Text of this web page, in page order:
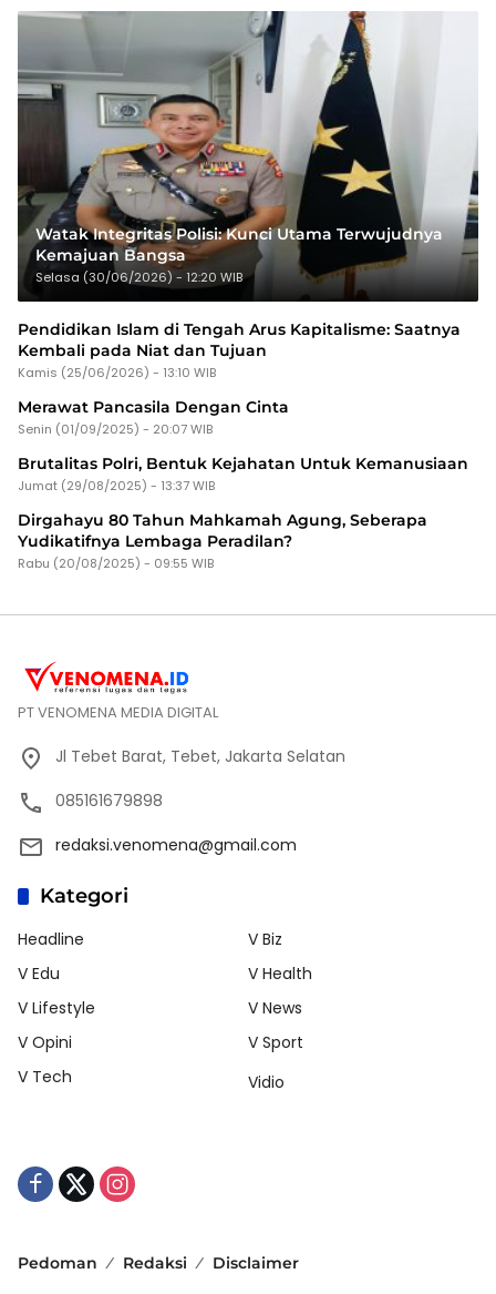
Watak Integritas Polisi: Kunci Utama Terwujudnya
Kemajuan Bangsa
Selasa (30/06/2026) - 12:20 WIB
Pendidikan Islam di Tengah Arus Kapitalisme: Saatnya
Kembali pada Niat dan Tujuan
Kamis (25/06/2026) - 13:10 WIB
Merawat Pancasila Dengan Cinta
Senin (01/09/2025) - 20:07 WIB
Brutalitas Polri, Bentuk Kejahatan Untuk Kemanusiaan
Jumat (29/08/2025) - 13:37 WIB
Dirgahayu 80 Tahun Mahkamah Agung, Seberapa
Yudikatifnya Lembaga Peradilan?
Rabu (20/08/2025) - 09:55 WIB
PT VENOMENA MEDIA DIGITAL
Jl Tebet Barat, Tebet, Jakarta Selatan
085161679898
redaksi.venomena@gmail.com
Kategori
Headline
V Biz
V Edu
V Health
V Lifestyle
V News
V Opini
V Sport
V Tech
Vidio
Pedoman Redaksi
Disclaimer